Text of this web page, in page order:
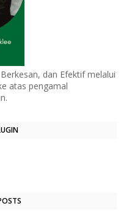
dan Efektif melalui
atas pengamal